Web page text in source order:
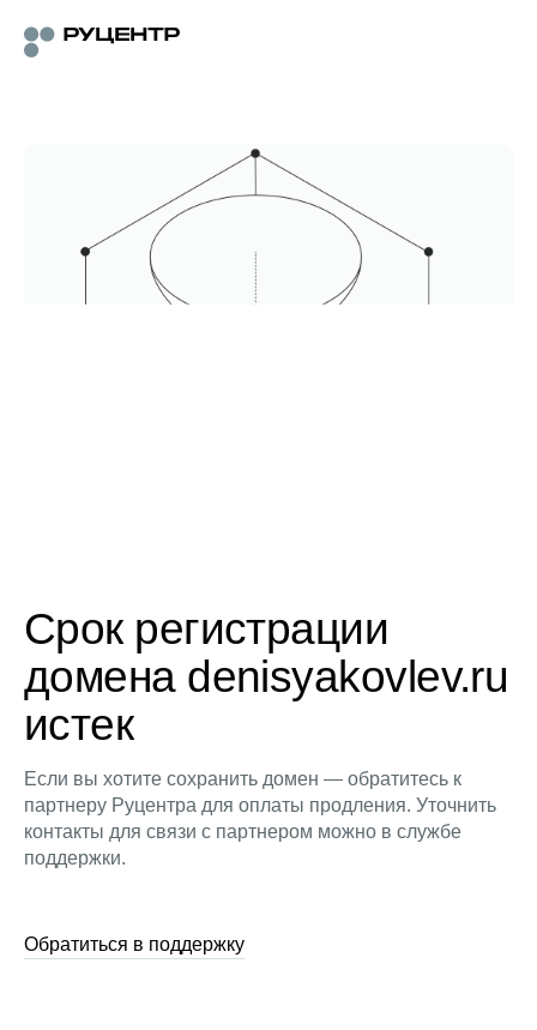
Срок регистрации
домена denisyakovlev.ru
истек
Если вы хотите сохранить домен — обратитесь к
партнеру Руцентра для оплаты продления. Уточнить
контакты для связи с партнером можно в службе
поддержки.
Обратиться в поддержку